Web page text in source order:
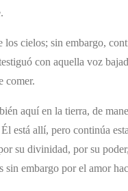
cielos; sin embargo,
con aquella voz
comer.
aquí en la tierra, de
está allí, pero continúa
su divinidad, por su
embargo por el amor